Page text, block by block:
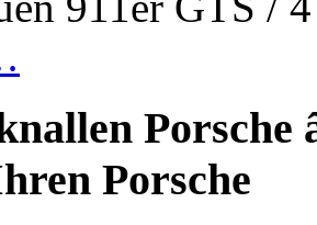
Porsche
Porsche